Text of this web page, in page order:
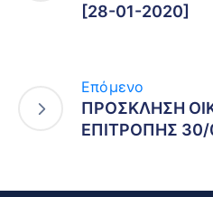
[28-01-2020]
Επόμενο
ΠΡΟΣΚΛΗΣΗ
ΕΠΙΤΡΟΠΗΣ 30/